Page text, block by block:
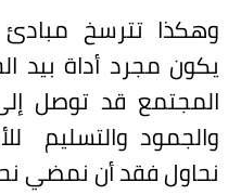
وهكذا تترسخ مبادئ
يكون مجرد أداة بيد
المجتمع قد توصل
والجمود والتسليم
نحاول فقد أن نمضي